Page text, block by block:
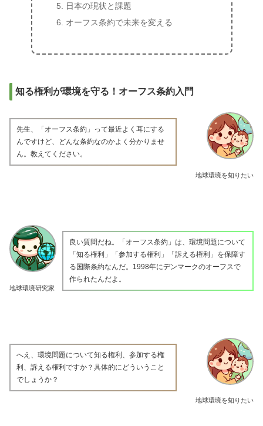
日本の現状と課題
オーフス条約で未来を変える
知る権利が環境を守る！オーフス条約入門
地球環境を知りたい
先生、「オーフス条約」って最近よく耳にする
んですけど、どんな条約なのかよく分かりませ
ん。教えてください。
地球環境研究家
良い質問だね。「オーフス条約」は、環境問題について
「知る権利」「参加する権利」「訴える権利」を保障す
る国際条約なんだ。1998年にデンマークのオーフスで
作られたんだよ。
地球環境を知りたい
へえ、環境問題について知る権利、参加する権
利、訴える権利ですか？具体的にどういうこと
でしょうか？